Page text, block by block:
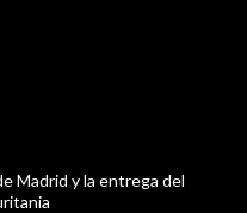
Madrid y la entrega del